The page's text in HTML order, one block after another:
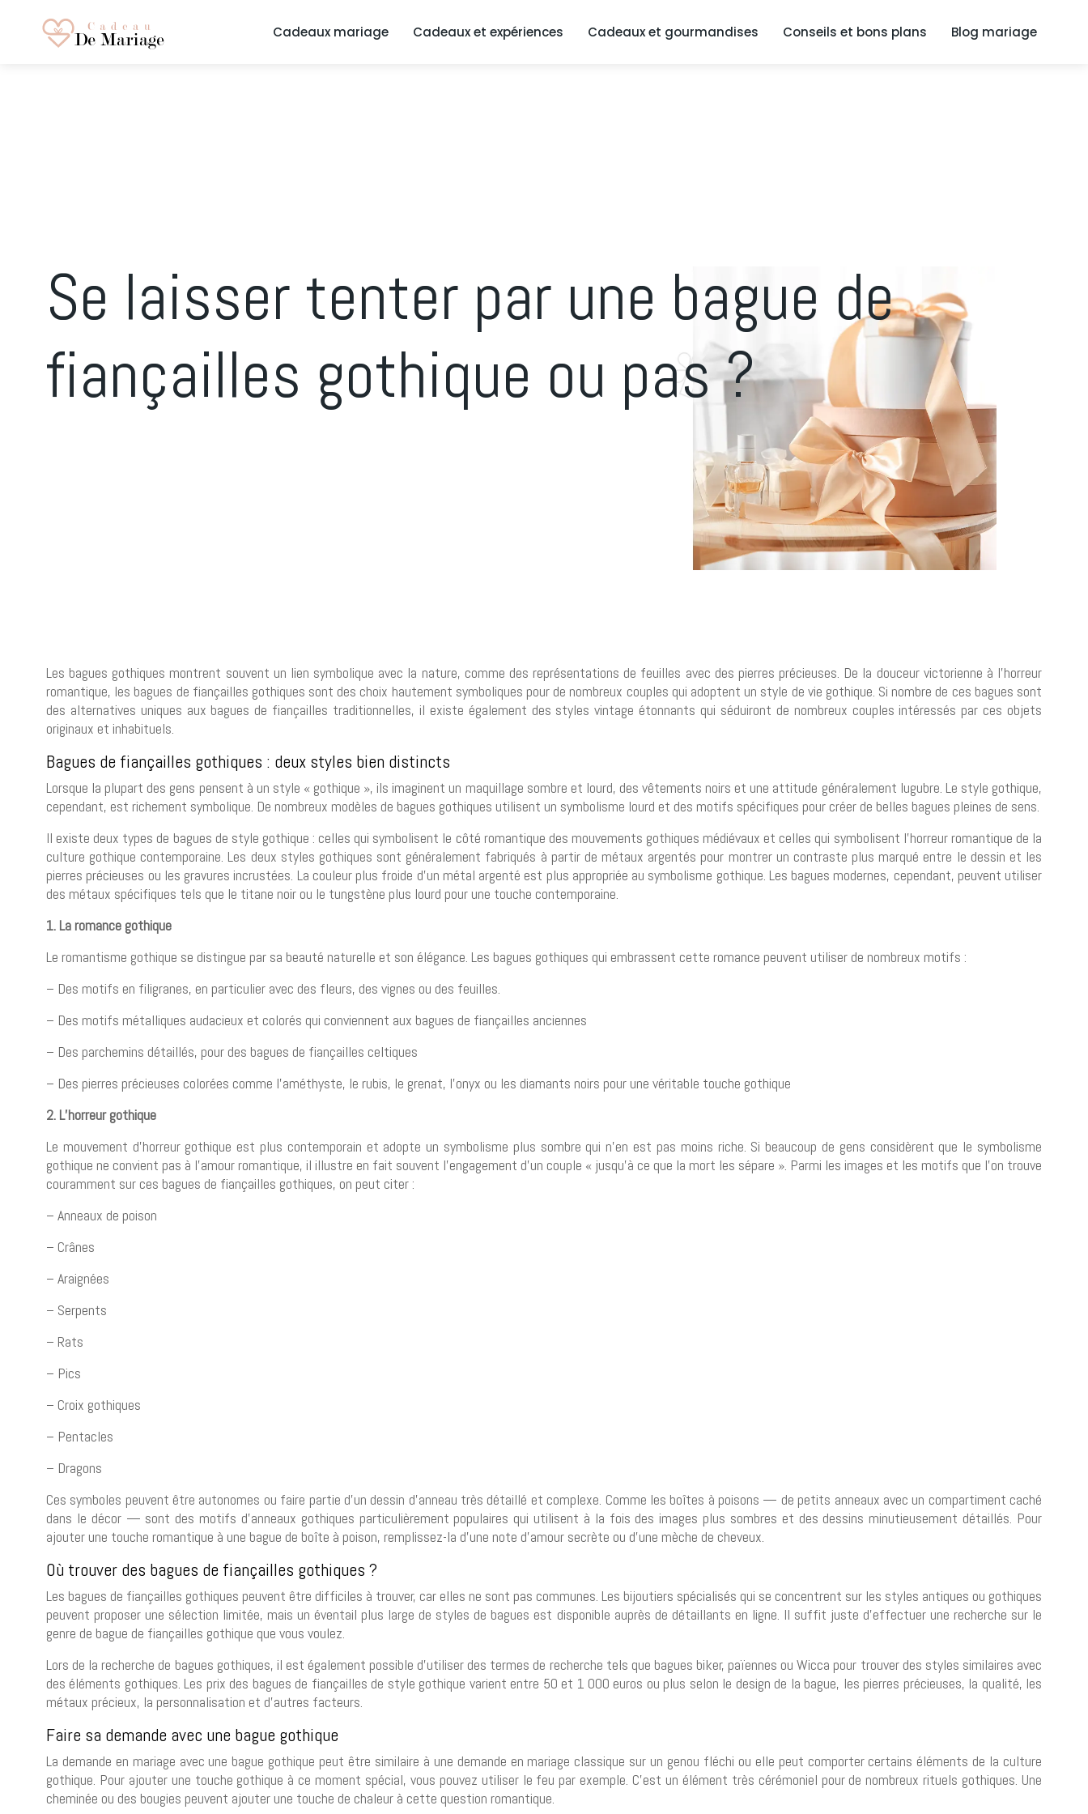
Cadeaux mariage Cadeaux et expériences Cadeaux et gourmandises Conseils et bons plans Blog mariage
Se laisser tenter par une bague de
fiançailles gothique ou pas ?
Les bagues gothiques montrent souvent un lien symbolique avec la nature, comme des représentations de feuilles avec des pierres précieuses. De la douceur victorienne à l’horreur
romantique, les bagues de fiançailles gothiques sont des choix hautement symboliques pour de nombreux couples qui adoptent un style de vie gothique. Si nombre de ces bagues sont
des alternatives uniques aux bagues de fiançailles traditionnelles, il existe également des styles vintage étonnants qui séduiront de nombreux couples intéressés par ces objets
originaux et inhabituels.
Bagues de fiançailles gothiques : deux styles bien distincts
Lorsque la plupart des gens pensent à un style « gothique », ils imaginent un maquillage sombre et lourd, des vêtements noirs et une attitude généralement lugubre. Le style gothique,
cependant, est richement symbolique. De nombreux modèles de bagues gothiques utilisent un symbolisme lourd et des motifs spécifiques pour créer de belles bagues pleines de sens.
Il existe deux types de bagues de style gothique : celles qui symbolisent le côté romantique des mouvements gothiques médiévaux et celles qui symbolisent l’horreur romantique de la
culture gothique contemporaine. Les deux styles gothiques sont généralement fabriqués à partir de métaux argentés pour montrer un contraste plus marqué entre le dessin et les
pierres précieuses ou les gravures incrustées. La couleur plus froide d’un métal argenté est plus appropriée au symbolisme gothique. Les bagues modernes, cependant, peuvent utiliser
des métaux spécifiques tels que le titane noir ou le tungstène plus lourd pour une touche contemporaine.
1. La romance gothique
Le romantisme gothique se distingue par sa beauté naturelle et son élégance. Les bagues gothiques qui embrassent cette romance peuvent utiliser de nombreux motifs :
– Des motifs en filigranes, en particulier avec des fleurs, des vignes ou des feuilles.
– Des motifs métalliques audacieux et colorés qui conviennent aux bagues de fiançailles anciennes
– Des parchemins détaillés, pour des bagues de fiançailles celtiques
– Des pierres précieuses colorées comme l’améthyste, le rubis, le grenat, l’onyx ou les diamants noirs pour une véritable touche gothique
2. L’horreur gothique
Le mouvement d’horreur gothique est plus contemporain et adopte un symbolisme plus sombre qui n’en est pas moins riche. Si beaucoup de gens considèrent que le symbolisme
gothique ne convient pas à l’amour romantique, il illustre en fait souvent l’engagement d’un couple « jusqu’à ce que la mort les sépare ». Parmi les images et les motifs que l’on trouve
couramment sur ces bagues de fiançailles gothiques, on peut citer :
– Anneaux de poison
– Crânes
– Araignées
– Serpents
– Rats
– Pics
– Croix gothiques
– Pentacles
– Dragons
Ces symboles peuvent être autonomes ou faire partie d’un dessin d’anneau très détaillé et complexe. Comme les boîtes à poisons — de petits anneaux avec un compartiment caché
dans le décor — sont des motifs d’anneaux gothiques particulièrement populaires qui utilisent à la fois des images plus sombres et des dessins minutieusement détaillés. Pour
ajouter une touche romantique à une bague de boîte à poison, remplissez-la d’une note d’amour secrète ou d’une mèche de cheveux.
Où trouver des bagues de fiançailles gothiques ?
Les bagues de fiançailles gothiques peuvent être difficiles à trouver, car elles ne sont pas communes. Les bijoutiers spécialisés qui se concentrent sur les styles antiques ou gothiques
peuvent proposer une sélection limitée, mais un éventail plus large de styles de bagues est disponible auprès de détaillants en ligne. Il suffit juste d’effectuer une recherche sur le
genre de bague de fiançailles gothique que vous voulez.
Lors de la recherche de bagues gothiques, il est également possible d’utiliser des termes de recherche tels que bagues biker, païennes ou Wicca pour trouver des styles similaires avec
des éléments gothiques. Les prix des bagues de fiançailles de style gothique varient entre 50 et 1 000 euros ou plus selon le design de la bague, les pierres précieuses, la qualité, les
métaux précieux, la personnalisation et d’autres facteurs.
Faire sa demande avec une bague gothique
La demande en mariage avec une bague gothique peut être similaire à une demande en mariage classique sur un genou fléchi ou elle peut comporter certains éléments de la culture
gothique. Pour ajouter une touche gothique à ce moment spécial, vous pouvez utiliser le feu par exemple. C’est un élément très cérémoniel pour de nombreux rituels gothiques. Une
cheminée ou des bougies peuvent ajouter une touche de chaleur à cette question romantique.